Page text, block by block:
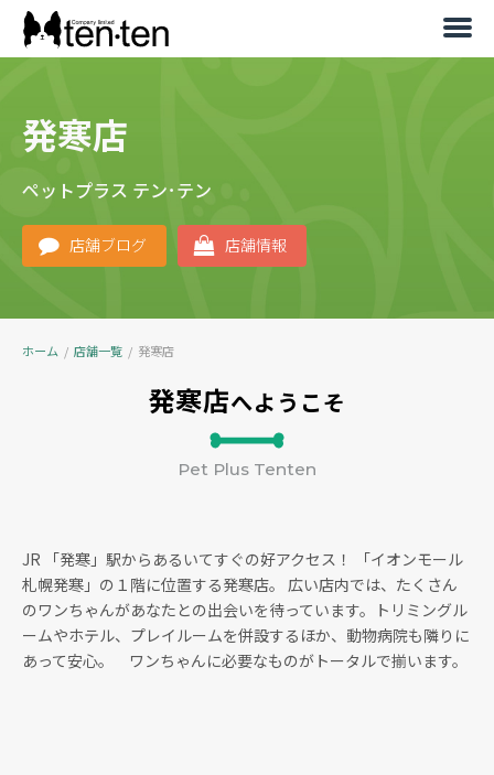
発寒店
ペットプラス テン･テン
店舗ブログ 店舗情報
ホーム / 店舗一覧 / 発寒店
発寒店へようこそ
Pet Plus Tenten
JR 「発寒」駅からあるいてすぐの好アクセス！ 「イオンモール
札幌発寒」の１階に位置する発寒店。 広い店内では、たくさん
のワンちゃんがあなたとの出会いを待っています。トリミングル
ームやホテル、プレイルームを併設するほか、動物病院も隣りに
あって安心。 ワンちゃんに必要なものがトータルで揃います。